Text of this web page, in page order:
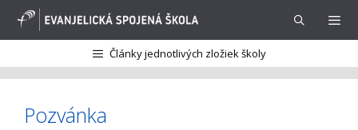
Preskočiť
Články jednotlivých zložiek školy
Pozvánka